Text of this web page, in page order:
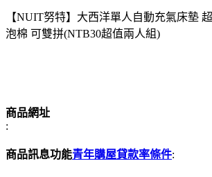
【NUIT努特】大西洋單人自動充氣床墊
泡棉 可雙拼(NTB30超值兩人組)
商品網址
:
商品訊息功能青年購屋貸款率條件: